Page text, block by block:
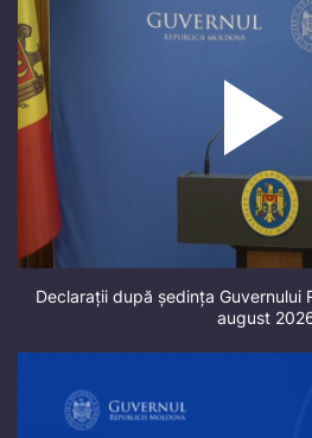
Declarații după ședința Guvernului
august